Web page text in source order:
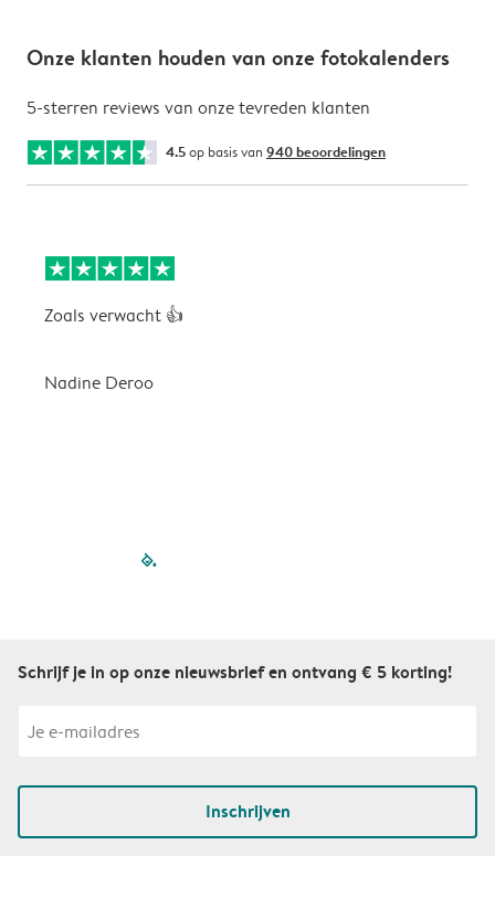
Onze klanten houden van onze fotokalenders
5-sterren reviews van onze tevreden klanten
4.5op basis van 940 beoordelingen
Zoals verwacht 👍
Nadine Deroo
filled-pagination
Schrijf je in op onze nieuwsbrief en ontvang € 5 korting!
Inschrijven